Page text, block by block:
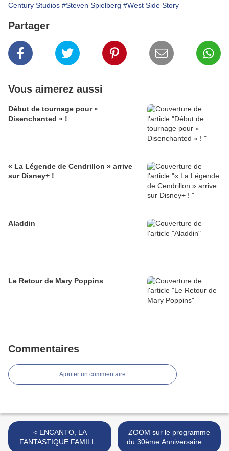
Century Studios #Steven Spielberg #West Side Story
Partager
Vous aimerez aussi
Début de tournage pour «
Disenchanted » !
« La Légende de Cendrillon » arrive
sur Disney+ !
Aladdin
Le Retour de Mary Poppins
Commentaires
Ajouter un commentaire
< ENCANTO, LA
FANTASTIQUE FAMILLE
ZOOM sur le programme
du 30ème Anniversaire de